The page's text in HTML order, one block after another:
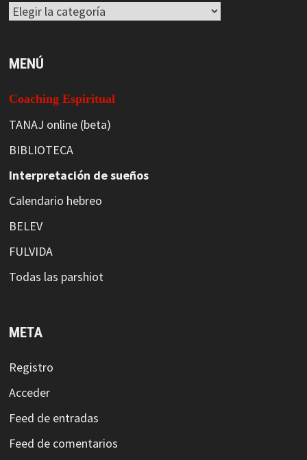
Categorías
MENÚ
Coaching Espiritual
TANAJ online (beta)
BIBLIOTECA
Interpretación de sueños
Calendario hebreo
BELEV
FULVIDA
Todas las parshiot
META
Registro
Acceder
Feed de entradas
Feed de comentarios